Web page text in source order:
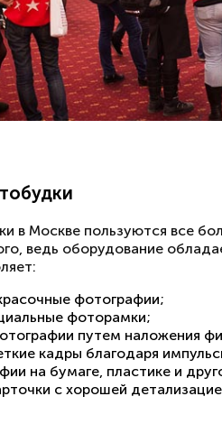
в Москве пользуются все
ведь оборудование
фотографии;
фоторамки;
путем наложения
кадры благодаря
на бумаге, пластике и
с хорошей